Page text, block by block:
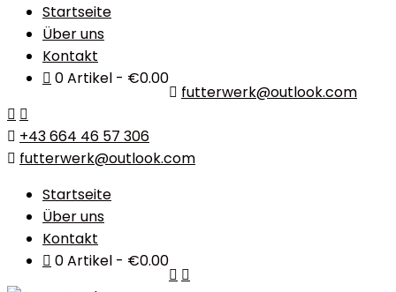
Startseite
Über uns
Kontakt
0 Artikel
€0.00
futterwerk@outlook.com
+43 664 46 57 306
futterwerk@outlook.com
Startseite
Über uns
Kontakt
0 Artikel
€0.00